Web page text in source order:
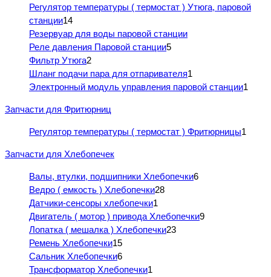
Регулятор температуры ( термостат ) Утюга, паровой
станции14
Резервуар для воды паровой станции
Реле давления Паровой станции5
Фильтр Утюга2
Шланг подачи пара для отпаривателя1
Электронный модуль управления паровой станции1
Запчасти для Фритюрниц
Регулятор температуры ( термостат ) Фритюрницы1
Запчасти для Хлебопечек
Валы, втулки, подшипники Хлебопечки6
Ведро ( емкость ) Хлебопечки28
Датчики-сенсоры хлебопечки1
Двигатель ( мотор ) привода Хлебопечки9
Лопатка ( мешалка ) Хлебопечки23
Ремень Хлебопечки15
Сальник Хлебопечки6
Трансформатор Хлебопечки1